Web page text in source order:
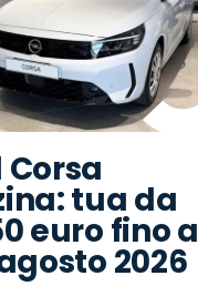
Corsa
tua da
euro fino a
2026